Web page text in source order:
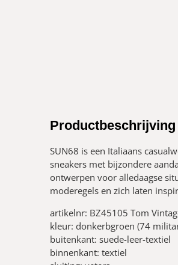
Productbeschrijving
SUN68 is een Italiaans
sneakers met bijzondere
ontwerpen voor alledaagse
moderegels en zich laten
artikelnr: BZ45105 Tom
kleur: donkerbgroen (74
buitenkant: suede-leer-textiel
binnenkant: textiel